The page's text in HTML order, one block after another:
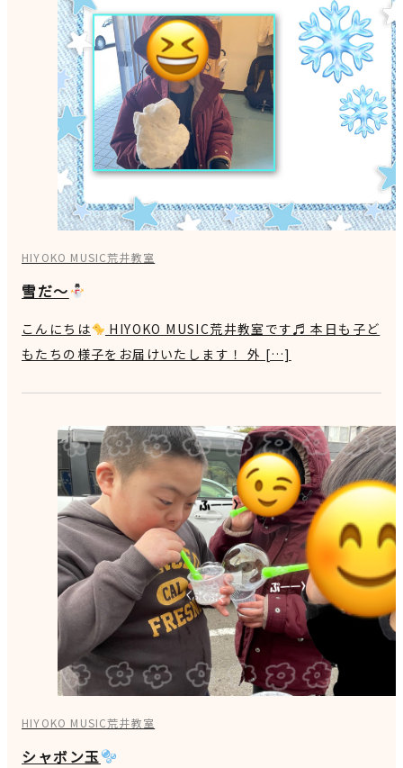
HIYOKO MUSIC荒井教室
雪だ～
こんにちは
HIYOKO MUSIC荒井教室です♬ 本日も子ど
もたちの様子をお届けいたします！ 外 […]
HIYOKO MUSIC荒井教室
シャボン玉